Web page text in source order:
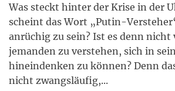
Was steckt hinter der Krise in der
scheint das Wort „Putin-
anrüchig zu sein? Ist es denn nicht
jemanden zu verstehen, sich in
hineindenken zu können? Denn
nicht zwangsläufig,...